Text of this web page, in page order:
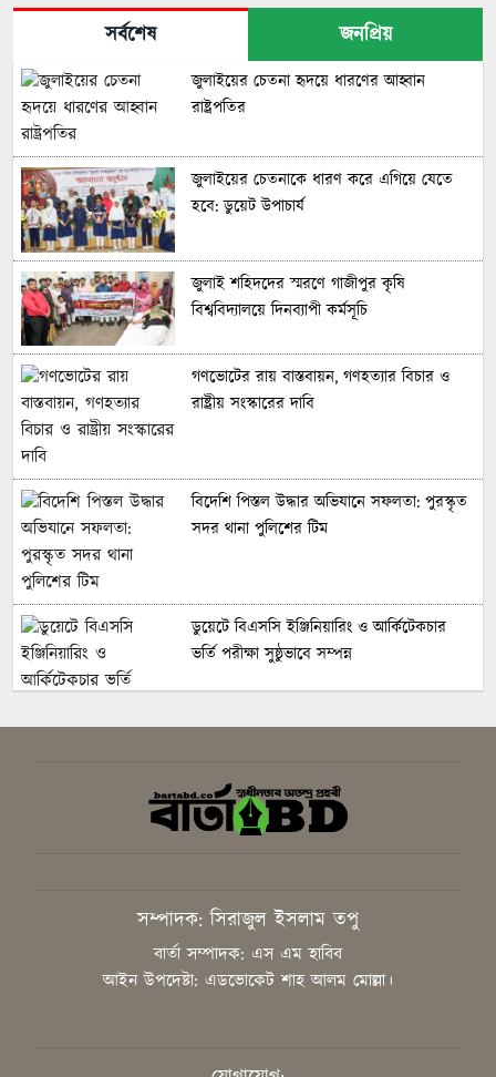
সর্বশেষ জনপ্রিয়
জুলাইয়ের চেতনা হৃদয়ে ধারণের আহ্বান
রাষ্ট্রপতির
জুলাইয়ের চেতনাকে ধারণ করে এগিয়ে যেতে
হবে: ডুয়েট উপাচার্য
জুলাই শহিদদের স্মরণে গাজীপুর কৃষি
বিশ্ববিদ্যালয়ে দিনব্যাপী কর্মসূচি
গণভোটের রায় বাস্তবায়ন, গণহত্যার বিচার ও
রাষ্ট্রীয় সংস্কারের দাবি
বিদেশি পিস্তল উদ্ধার অভিযানে সফলতা: পুরস্কৃত
সদর থানা পুলিশের টিম
ডুয়েটে বিএসসি ইঞ্জিনিয়ারিং ও আর্কিটেকচার
ভর্তি পরীক্ষা সুষ্ঠুভাবে সম্পন্ন
বাংলাদেশের সচেতনতামূলক কর্মসূচি
গাজীপুরে সাংবাদিকদের দক্ষতা উন্নয়নে কর্মশালা
অনুষ্ঠিত
সম্পাদক: সিরাজুল ইসলাম তপু
বার্তা সম্পাদক: এস এম হাবিব
আইন উপদেষ্টা: এডভোকেট শাহ আলম মোল্লা।